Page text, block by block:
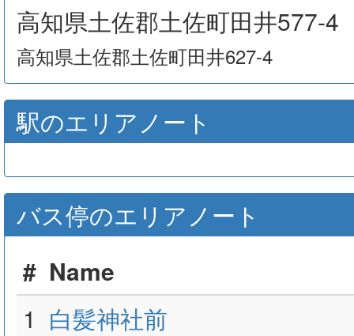
高知県土佐郡土佐町田井577-4
高知県土佐郡土佐町田井627-4
駅のエリアノート
バス停のエリアノート
# Name
1 白髪神社前